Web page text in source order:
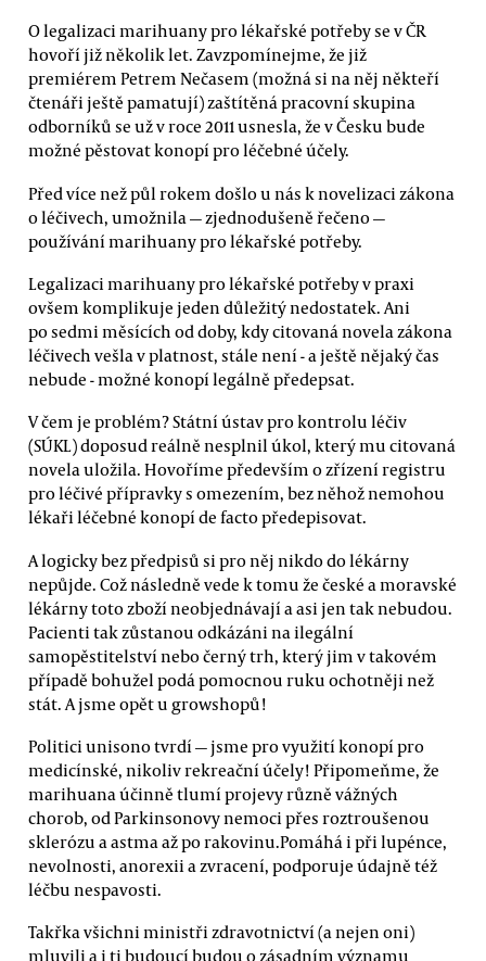
O legalizaci marihuany pro lékařské potřeby se v ČR
hovoří již několik let. Zavzpomínejme, že již
premiérem Petrem Nečasem (možná si na něj někteří
čtenáři ještě pamatují) zaštítěná pracovní skupina
odborníků se už v roce 2011 usnesla, že v Česku bude
možné pěstovat konopí pro léčebné účely.
Před více než půl rokem došlo u nás k novelizaci zákona
o léčivech, umožnila — zjednodušeně řečeno —
používání marihuany pro lékařské potřeby.
Legalizaci marihuany pro lékařské potřeby v praxi
ovšem komplikuje jeden důležitý nedostatek. Ani
po sedmi měsících od doby, kdy citovaná novela zákona
léčivech vešla v platnost, stále není - a ještě nějaký čas
nebude - možné konopí legálně předepsat.
V čem je problém? Státní ústav pro kontrolu léčiv
(SÚKL) doposud reálně nesplnil úkol, který mu citovaná
novela uložila. Hovoříme především o zřízení registru
pro léčivé přípravky s omezením, bez něhož nemohou
lékaři léčebné konopí de facto předepisovat.
A logicky bez předpisů si pro něj nikdo do lékárny
nepůjde. Což následně vede k tomu že české a moravské
lékárny toto zboží neobjednávají a asi jen tak nebudou.
Pacienti tak zůstanou odkázáni na ilegální
samopěstitelství nebo černý trh, který jim v takovém
případě bohužel podá pomocnou ruku ochotněji než
stát. A jsme opět u growshopů!
Politici unisono tvrdí — jsme pro využití konopí pro
medicínské, nikoliv rekreační účely! Připomeňme, že
marihuana účinně tlumí projevy různě vážných
chorob, od Parkinsonovy nemoci přes roztroušenou
sklerózu a astma až po rakovinu.Pomáhá i při lupénce,
nevolnosti, anorexii a zvracení, podporuje údajně též
léčbu nespavosti.
Takřka všichni ministři zdravotnictví (a nejen oni)
mluvili a i ti budoucí budou o zásadním významu